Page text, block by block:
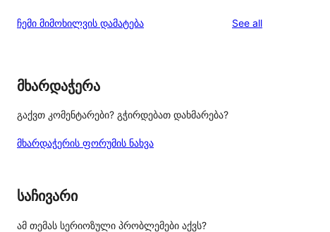
reviews
star
ჩემი მიმოხილვის დამატება See allreviews
მხარდაჭერა
გაქვთ კომენტარები? გჭირდებათ დახმარება?
მხარდაჭერის ფორუმის ნახვა
საჩივარი
ამ თემას სერიოზული პრობლემები აქვს?